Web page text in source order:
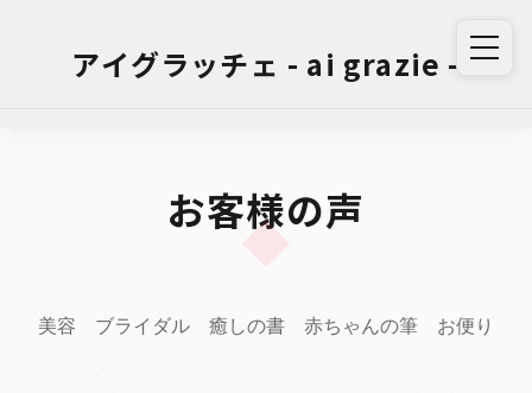
アイグラッチェ - ai grazie -
お客様の声
美容 ブライダル 癒しの書 赤ちゃんの筆 お便り